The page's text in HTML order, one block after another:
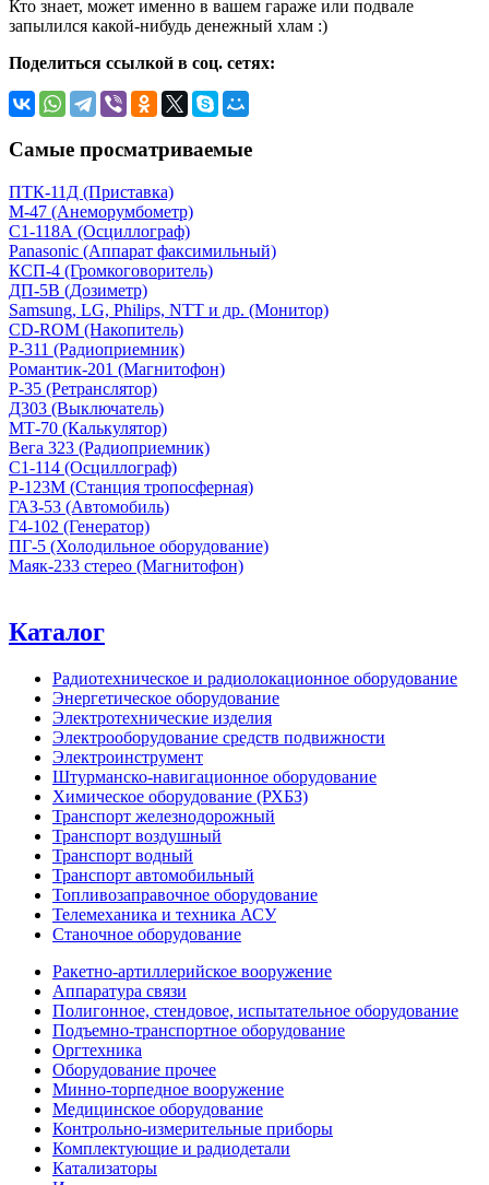
Кто знает, может именно в вашем гараже или подвале
запылился какой-нибудь денежный хлам :)
Поделиться ссылкой в соц. сетях:
Самые просматриваемые
ПТК-11Д (Приставка)
М-47 (Анеморумбометр)
С1-118А (Осциллограф)
Panasonic (Аппарат факсимильный)
КСП-4 (Громкоговоритель)
ДП-5В (Дозиметр)
Samsung, LG, Philips, NTT и др. (Монитор)
CD-ROM (Накопитель)
Р-311 (Радиоприемник)
Романтик-201 (Магнитофон)
Р-35 (Ретранслятор)
Д303 (Выключатель)
МТ-70 (Калькулятор)
Вега 323 (Радиоприемник)
С1-114 (Осциллограф)
Р-123М (Станция тропосферная)
ГАЗ-53 (Автомобиль)
Г4-102 (Генератор)
ПГ-5 (Холодильное оборудование)
Маяк-233 стерео (Магнитофон)
Каталог
Радиотехническое и радиолокационное оборудование
Энергетическое оборудование
Электротехнические изделия
Электрооборудование средств подвижности
Электроинструмент
Штурманско-навигационное оборудование
Химическое оборудование (РХБЗ)
Транспорт железнодорожный
Транспорт воздушный
Транспорт водный
Транспорт автомобильный
Топливозаправочное оборудование
Телемеханика и техника АСУ
Станочное оборудование
Ракетно-артиллерийское вооружение
Аппаратура связи
Полигонное, стендовое, испытательное оборудование
Подъемно-транспортное оборудование
Оргтехника
Оборудование прочее
Минно-торпедное вооружение
Медицинское оборудование
Контрольно-измерительные приборы
Комплектующие и радиодетали
Катализаторы